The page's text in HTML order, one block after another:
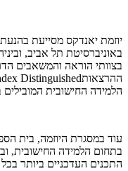
יוזמת יאנדקס מסייעת
באוניברסיטת תל אביב,
בצוותי הוראה והמשאבים
הלמידה החישובית
עוד במסגרת היוזמה, בית
בתחום הלמידה החישובית,
התכנים העדכניים ביותר